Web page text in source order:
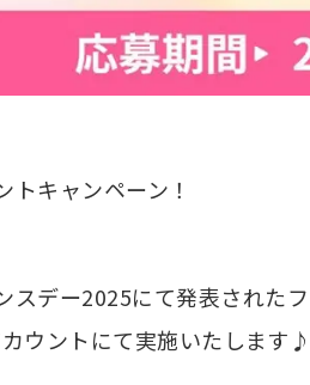
トキャンペーン！
スデー2025にて発表された
ウントにて実施いたします♪